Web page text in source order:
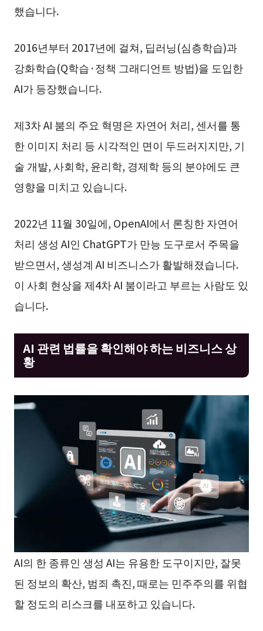
했습니다.
2016년부터 2017년에 걸쳐, 딥러닝(심층학습)과
강화학습(Q학습·정책 그래디언트 방법)을 도입한
AI가 등장했습니다.
제3차 AI 붐의 주요 혁명은 자연어 처리, 센서를 통
한 이미지 처리 등 시각적인 면이 두드러지지만, 기
술 개발, 사회학, 윤리학, 경제학 등의 분야에도 큰
영향을 미치고 있습니다.
2022년 11월 30일에, OpenAI에서 론칭한 자연어
처리 생성 AI인 ChatGPT가 만능 도구로서 주목을
받으면서, 생성계 AI 비즈니스가 활발해졌습니다.
이 사회 현상을 제4차 AI 붐이라고 부르는 사람도 있
습니다.
AI 관련 법률을 확인해야 하는 비즈니스 상
황
AI의 한 종류인 생성 AI는 유용한 도구이지만, 잘못
된 정보의 확산, 범죄 촉진, 때로는 민주주의를 위협
할 정도의 리스크를 내포하고 있습니다.